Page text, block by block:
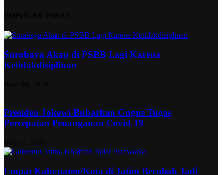
Surabaya Akan di PSBB Lagi Karena
Ketidakdisiplinan
Presiden Jokowi Bubarkan Gugus Tugas
Percepatan Penanganan Covid-19
Empat Kabupaten/Kota di Jatim Berubah Jadi